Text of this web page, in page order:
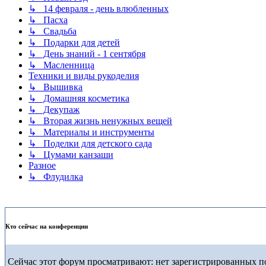
↳ 14 февраля - день влюбленных
↳ Пасха
↳ Свадьба
↳ Подарки для детей
↳ День знаний - 1 сентября
↳ Масленница
Техники и виды рукоделия
↳ Вышивка
↳ Домашняя косметика
↳ Декупаж
↳ Вторая жизнь ненужных вещей
↳ Материалы и инструменты
↳ Поделки для детского сада
↳ Цумами канзаши
Разное
↳ Флудилка
Кто сейчас на конференции
Сейчас этот форум просматривают: нет зарегистрированных